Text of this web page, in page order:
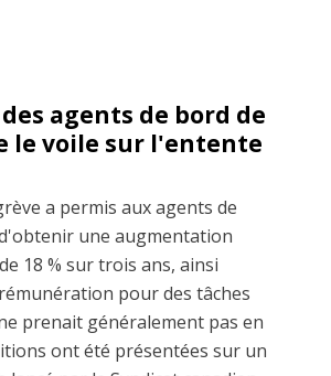
agents de bord de
le voile sur l'entente
a permis aux agents de
une augmentation
18 % sur trois ans, ainsi
pour des tâches
prenait généralement pas en
ont été présentées sur un